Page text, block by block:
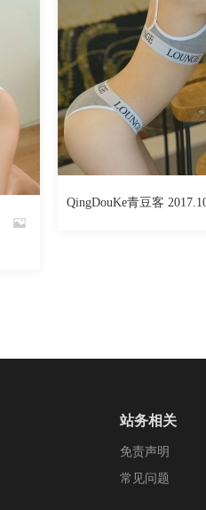
回复
QingDouKe青豆客
站务相关
免责声明
常见问题